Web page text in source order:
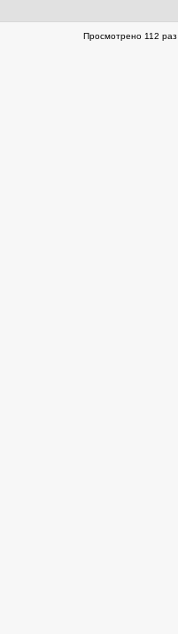
Просмотрено 112 раз